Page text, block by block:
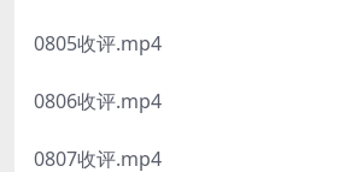
0805收评.mp4
0806收评.mp4
0807收评.mp4